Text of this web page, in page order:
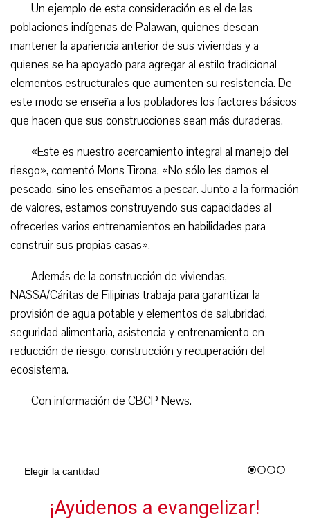
Un ejemplo de esta consideración es el de las
poblaciones indígenas de Palawan, quienes desean
mantener la apariencia anterior de sus viviendas y a
quienes se ha apoyado para agregar al estilo tradicional
elementos estructurales que aumenten su resistencia. De
este modo se enseña a los pobladores los factores básicos
que hacen que sus construcciones sean más duraderas.
«Este es nuestro acercamiento integral al manejo del
riesgo», comentó Mons Tirona. «No sólo les damos el
pescado, sino les enseñamos a pescar. Junto a la formación
de valores, estamos construyendo sus capacidades al
ofrecerles varios entrenamientos en habilidades para
construir sus propias casas».
Además de la construcción de viviendas,
NASSA/Cáritas de Filipinas trabaja para garantizar la
provisión de agua potable y elementos de salubridad,
seguridad alimentaria, asistencia y entrenamiento en
reducción de riesgo, construcción y recuperación del
ecosistema.
Con información de CBCP News.